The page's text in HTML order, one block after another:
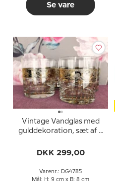
Se vare
Vintage Vandglas med
gulddekoration, sæt af 4
DKK 299,00
Varenr.: DG4785
Mål: H: 9 cm x B: 8 cm